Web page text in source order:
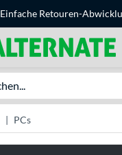
Einfache Retouren-
PCs